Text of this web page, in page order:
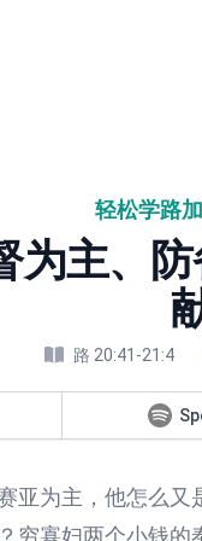
轻松学路
为主、
路 20:41-21:4
亚为主，他怎么
穷寡妇两个小钱的